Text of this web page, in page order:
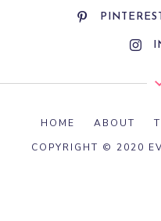
HOME ABOUT
COPYRIGHT © 2020